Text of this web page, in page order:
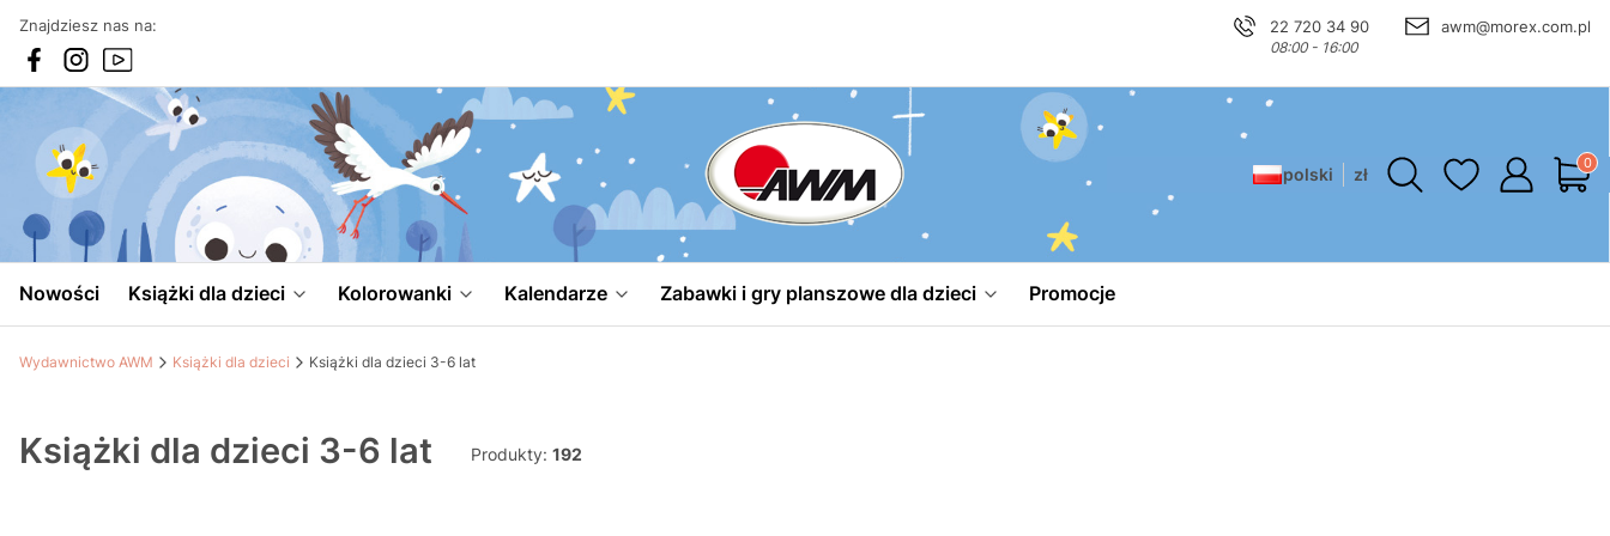
Znajdziesz nas na: 22 720 34 90
08:00 - 16:00
awm@morex.com.pl
polski zł
Nowości Książki dla dzieci Kolorowanki Kalendarze Zabawki i gry planszowe dla dzieci Promocje
Wydawnictwo AWM Książki dla dzieci Książki dla dzieci 3-6 lat
Książki dla dzieci 3-6 lat Produkty: 192